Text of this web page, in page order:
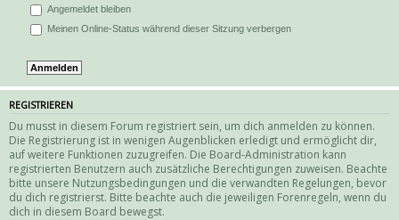
Angemeldet bleiben
Meinen Online-Status während dieser Sitzung verbergen
REGISTRIEREN
Du musst in diesem Forum registriert sein, um dich anmelden zu können.
Die Registrierung ist in wenigen Augenblicken erledigt und ermöglicht dir,
auf weitere Funktionen zuzugreifen. Die Board-Administration kann
registrierten Benutzern auch zusätzliche Berechtigungen zuweisen. Beachte
bitte unsere Nutzungsbedingungen und die verwandten Regelungen, bevor
du dich registrierst. Bitte beachte auch die jeweiligen Forenregeln, wenn du
dich in diesem Board bewegst.